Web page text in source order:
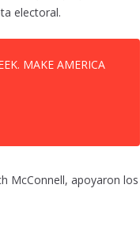
electoral.
MAKE AMERICA
McConnell, apoyaron los